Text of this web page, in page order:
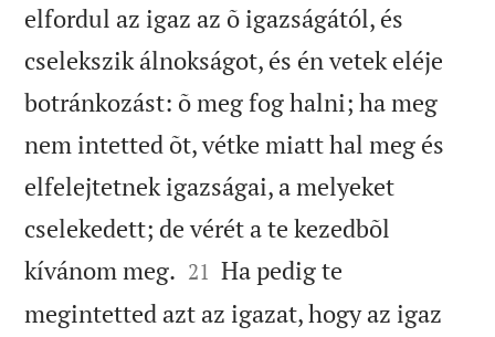
elfordul az igaz az õ igazságától, és
cselekszik álnokságot, és én vetek eléje
botránkozást: õ meg fog halni; ha meg
nem intetted õt, vétke miatt hal meg és
elfelejtetnek igazságai, a melyeket
cselekedett; de vérét a te kezedbõl
kívánom meg. 

21 Ha pedig te
megintetted azt az igazat, hogy az igaz